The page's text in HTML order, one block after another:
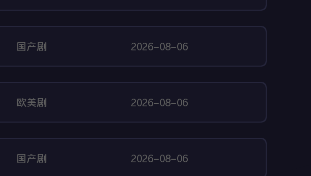
国产剧 2026-08-06
欧美剧 2026-08-06
国产剧 2026-08-06